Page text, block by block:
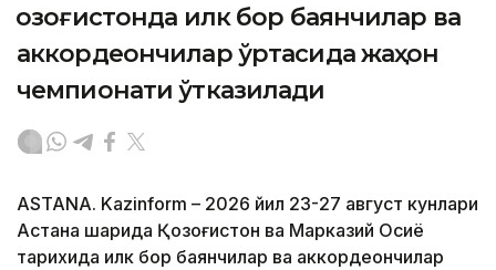
Қозоғистонда илк бор баянчилар ва
аккордеончилар ўртасида жаҳон
чемпионати ўтказилади
ASTANA. Kazinform – 2026 йил 23-27 август кунлари
Астана шаҳрида Қозоғистон ва Марказий Осиё
тарихида илк бор баянчилар ва аккордеончилар